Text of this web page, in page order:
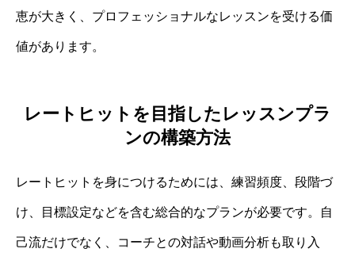
恵が大きく、プロフェッショナルなレッスンを受ける価
値があります。
レートヒットを目指したレッスンプラ
ンの構築方法
レートヒットを身につけるためには、練習頻度、段階づ
け、目標設定などを含む総合的なプランが必要です。自
己流だけでなく、コーチとの対話や動画分析も取り入